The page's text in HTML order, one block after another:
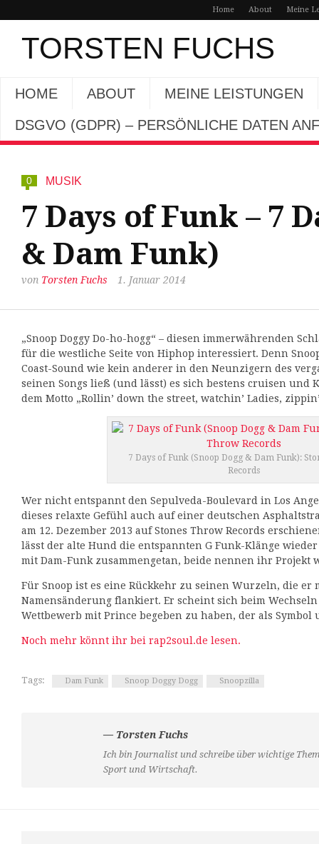
Home About Meine
TORSTEN FUCHS
HOME ABOUT
MEINE LEISTUNGEN
DSGVO (GDPR) – PERSÖNLICHE DATEN
0 MUSIK
7 Days of Funk – 7
& Dam Funk)
von Torsten Fuchs 1. Januar 2014
„Snoop Doggy Do-ho-hogg“ – diesen immerwährenden
für die westliche Seite von Hiphop interessiert. Denn
Coast-Sound wie kein anderer in den Neunzigern des
seinen Songs ließ (und lässt) es sich bestens cruisen und
dem Motto „Rollin’ down the street, watchin’ Ladies,
7 Days of Funk (Snoop Dogg & Dam Funk):
Records
Wer nicht entspannt den Sepulveda-Boulevard in Los
dieses relaxte Gefühl auch auf einer deutschen
am 12. Dezember 2013 auf Stones Throw Records
lässt der alte Hund die entspannten G Funk-Klänge
mit Dam-Funk zusammengetan, beide nennen ihr Projekt
Für Snoop ist es eine Rückkehr zu seinen Wurzeln, die er
Namensänderung flankiert. Er scheint sich beim
Wettbewerb mit Prince begeben zu haben, der als Symbol
Noch mehr könnt ihr bei rap2soul.de lesen.
Tags: Dam Funk Snoop Doggy Dogg Snoopzilla
— Torsten Fuchs
Ich bin Journalist und schreibe über wichtige
Sport und Wirtschaft.